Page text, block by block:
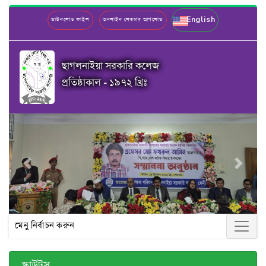
ডাউনলোড ফাইল অনলাইন লেকচার আপলোড English
ছাগলনাইয়া সরকারি কলেজ
প্রতিষ্ঠাকাল - ১৯৭২ খ্রিঃ
Previous Next
মেনু নির্বাচন করুন